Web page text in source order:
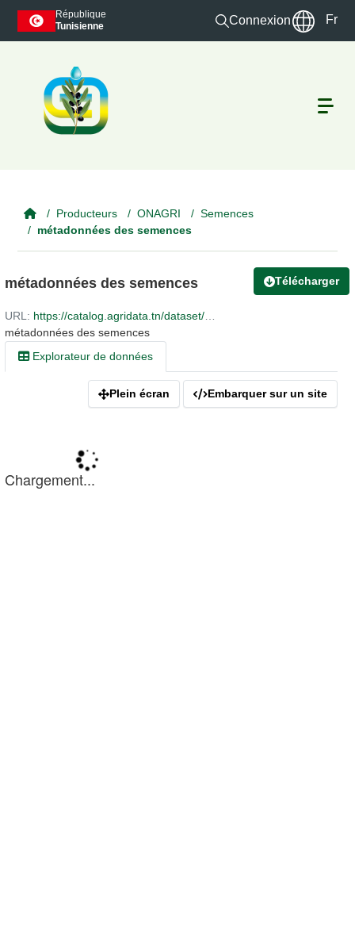
Skip to main content
République
Tunisienne
Connexion Fr
Producteurs ONAGRI
Semences
métadonnées des semences
Télécharger
métadonnées des semences
URL: https://catalog.agridata.tn/dataset/5f4526df-efad-4416-9a15-b31a758969ab/resource/1f35c9b8-7e83-4adc-8386-35bbb21ead32/download/metadonnee-semences.xlsx
métadonnées des semences
Explorateur de données
Plein écran Embarquer sur un site